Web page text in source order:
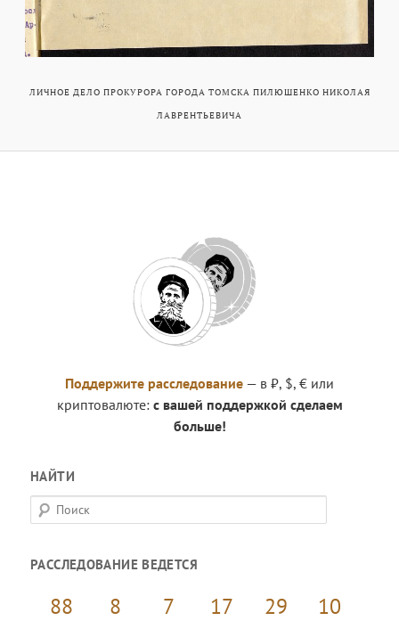
ЛИЧНОЕ ДЕЛО ПРОКУРОРА ГОРОДА ТОМСКА ПИЛЮШЕНКО НИКОЛАЯ
ЛАВРЕНТЬЕВИЧА
Поддержите расследование — в ₽, $, € или
криптовалюте: с вашей поддержкой сделаем
больше!
НАЙТИ
П
о
с
РАССЛЕДОВАНИЕ ВЕДЕТСЯ
88 8 7 17 29 10